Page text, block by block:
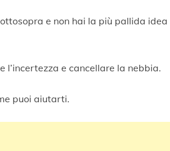
e non hai la più pallida idea
l’incertezza e cancellare la nebbia.
puoi aiutarti.